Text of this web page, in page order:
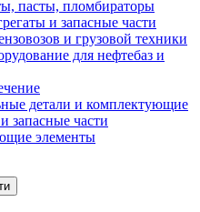
пасты, пломбираторы
и запасные части
и грузовой техники
для нефтебаз и
детали и комплектующие
запасные части
элементы